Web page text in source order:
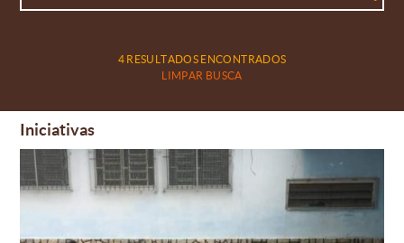
4 RESULTADOS ENCONTRADOS
LIMPAR BUSCA
Iniciativas